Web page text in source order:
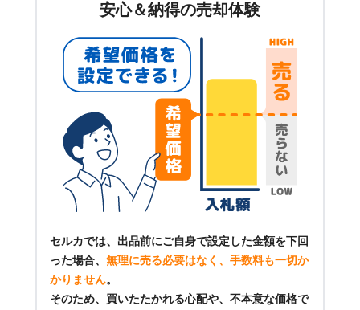
安心＆納得の売却体験
セルカでは、出品前にご自身で設定した金額を下回
った場合、 無理に売る必要はなく、手数料も一切か
かりません。
そのため、買いたたかれる心配や、不本意な価格で